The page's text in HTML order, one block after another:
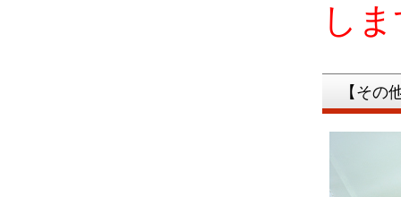
し
【そ